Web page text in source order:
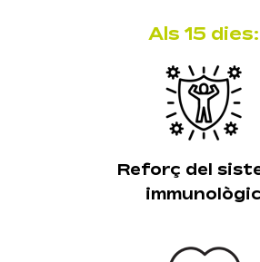
Als 15 dies:
Reforç del
immunològic